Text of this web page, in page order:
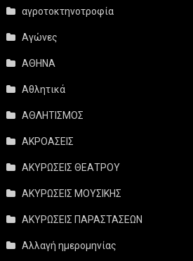
αγροτοκτηνοτροφία
Αγώνες
ΑΘΗΝΑ
Αθλητικά
ΑΘΛΗΤΙΣΜΟΣ
ΑΚΡΟΑΣΕΙΣ
ΑΚΥΡΩΣΕΙΣ ΘΕΑΤΡΟΥ
ΑΚΥΡΩΣΕΙΣ ΜΟΥΣΙΚΗΣ
ΑΚΥΡΩΣΕΙΣ ΠΑΡΑΣΤΑΣΕΩΝ
Αλλαγή ημερομηνίας